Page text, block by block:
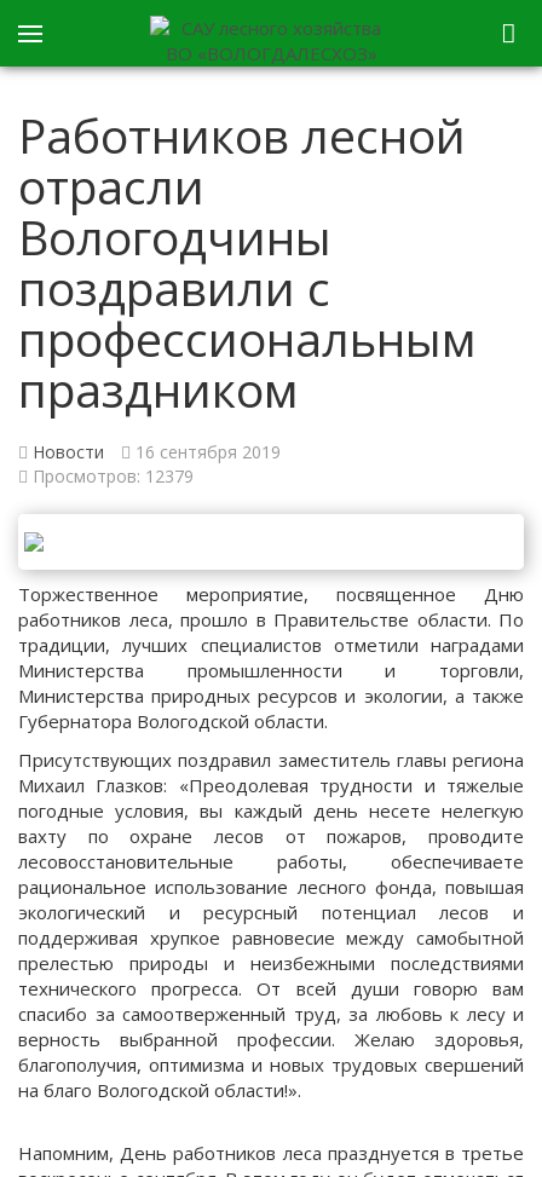
Работников лесной
отрасли
Вологодчины
поздравили с
профессиональным
праздником
Новости
16 сентября 2019
Просмотров: 12379
Торжественное мероприятие, посвященное Дню
работников леса, прошло в Правительстве области. По
традиции, лучших специалистов отметили наградами
Министерства промышленности и торговли,
Министерства природных ресурсов и экологии, а также
Губернатора Вологодской области.
Присутствующих поздравил заместитель главы региона
Михаил Глазков: «Преодолевая трудности и тяжелые
погодные условия, вы каждый день несете нелегкую
вахту по охране лесов от пожаров, проводите
лесовосстановительные работы, обеспечиваете
рациональное использование лесного фонда, повышая
экологический и ресурсный потенциал лесов и
поддерживая хрупкое равновесие между самобытной
прелестью природы и неизбежными последствиями
технического прогресса. От всей души говорю вам
спасибо за самоотверженный труд, за любовь к лесу и
верность выбранной профессии. Желаю здоровья,
благополучия, оптимизма и новых трудовых свершений
на благо Вологодской области!».
Напомним, День работников леса празднуется в третье